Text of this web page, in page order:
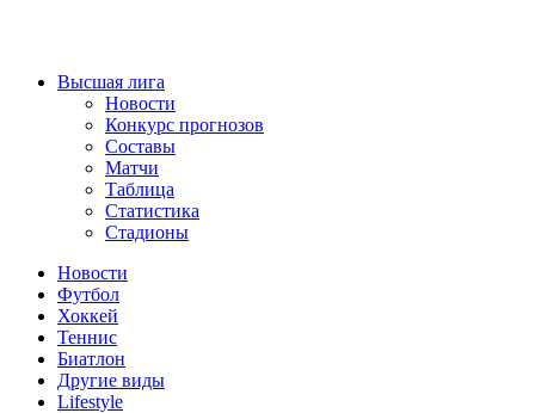
Высшая лига
Новости
Конкурс прогнозов
Составы
Матчи
Таблица
Статистика
Стадионы
Новости
Футбол
Хоккей
Теннис
Биатлон
Другие виды
Lifestyle